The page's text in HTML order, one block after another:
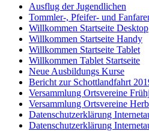
Ausflug der Jugendlichen
Tommler-, Pfeifer- und
Willkommen Startseite Desktop
Willkommen Startseite Handy
Willkommen Startseite Tablet
Willkommen Tablet Startseite
Neue Ausbildungs Kurse
Bericht zur Schottlandfahrt
Versammlung Ortsvereine
Versammlung Ortsvereine
Datenschutzerklärung
Datenschutzerklärung